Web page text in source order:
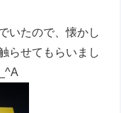
いたので、懐かし
らせてもらいまし